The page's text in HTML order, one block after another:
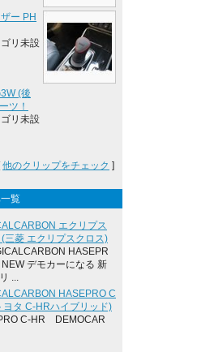
ー PH
リ未設
(後
ツ！
リ未設
[他のクリップをチェック ]
覧
エクリプス
(三菱 エクリプスクロス)
HASEPR
デモカーになる 新
...
HASEPRO C
ヨタ C-HRハイブリッド)
C-HR DEMOCAR